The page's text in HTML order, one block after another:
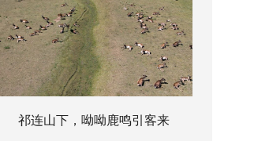
祁连山下，呦呦鹿鸣引客来